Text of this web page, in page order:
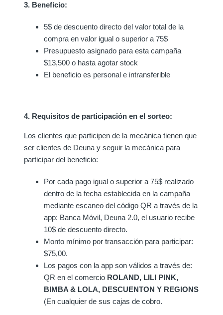
3. Beneficio:
5$ de descuento directo del valor total de la
compra en valor igual o superior a 75$
Presupuesto asignado para esta campaña
$13,500 o hasta agotar stock
El beneficio es personal e intransferible
4. Requisitos de participación en el sorteo:
Los clientes que participen de la mecánica tienen que
ser clientes de Deuna y seguir la mecánica para
participar del beneficio:
Por cada pago igual o superior a 75$ realizado
dentro de la fecha establecida en la campaña
mediante escaneo del código QR a través de la
app: Banca Móvil, Deuna 2.0, el usuario recibe
10$ de descuento directo.
Monto mínimo por transacción para participar:
$75,00.
Los pagos con la app son válidos a través de:
QR en el comercio ROLAND, LILI PINK,
BIMBA & LOLA, DESCUENTON Y REGIONS
(En cualquier de sus cajas de cobro.